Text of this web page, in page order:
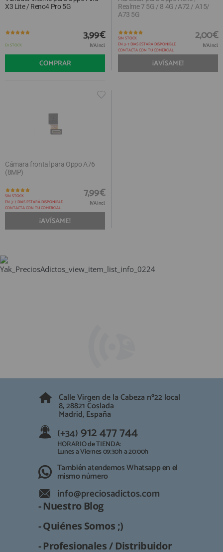
X3 Lite / Reno4 Pro 5G
En STOCK
3,99€
IVA Incl.
COMPRAR
Realme 7 5G / 8 4G /A72 / A15/
A73 5G
SIN STOCK
EN 3-7 DIAS ESTARÁ DISPONIBLE,
CONTACTA CON TU COMERCIAL
2,00€
IVA Incl.
¡AVÍSAME!
Cámara frontal para Oppo A76
(8MP)
SIN STOCK
EN 3-7 DIAS ESTARÁ DISPONIBLE,
CONTACTA CON TU COMERCIAL
7,99€
IVA Incl.
¡AVÍSAME!
Calle Virgen de la Cabeza nº22 local
8, 28821 Coslada
Madrid, España
(+34) 912 477 744
HORARIO de TIENDA:
Lunes a Viernes 09:30h a 20:00h
También atendemos Whatsapp en el
mismo número
info@preciosadictos.com
- Nuestro Blog
- Quiénes Somos ;)
- Profesionales / Distribuidor